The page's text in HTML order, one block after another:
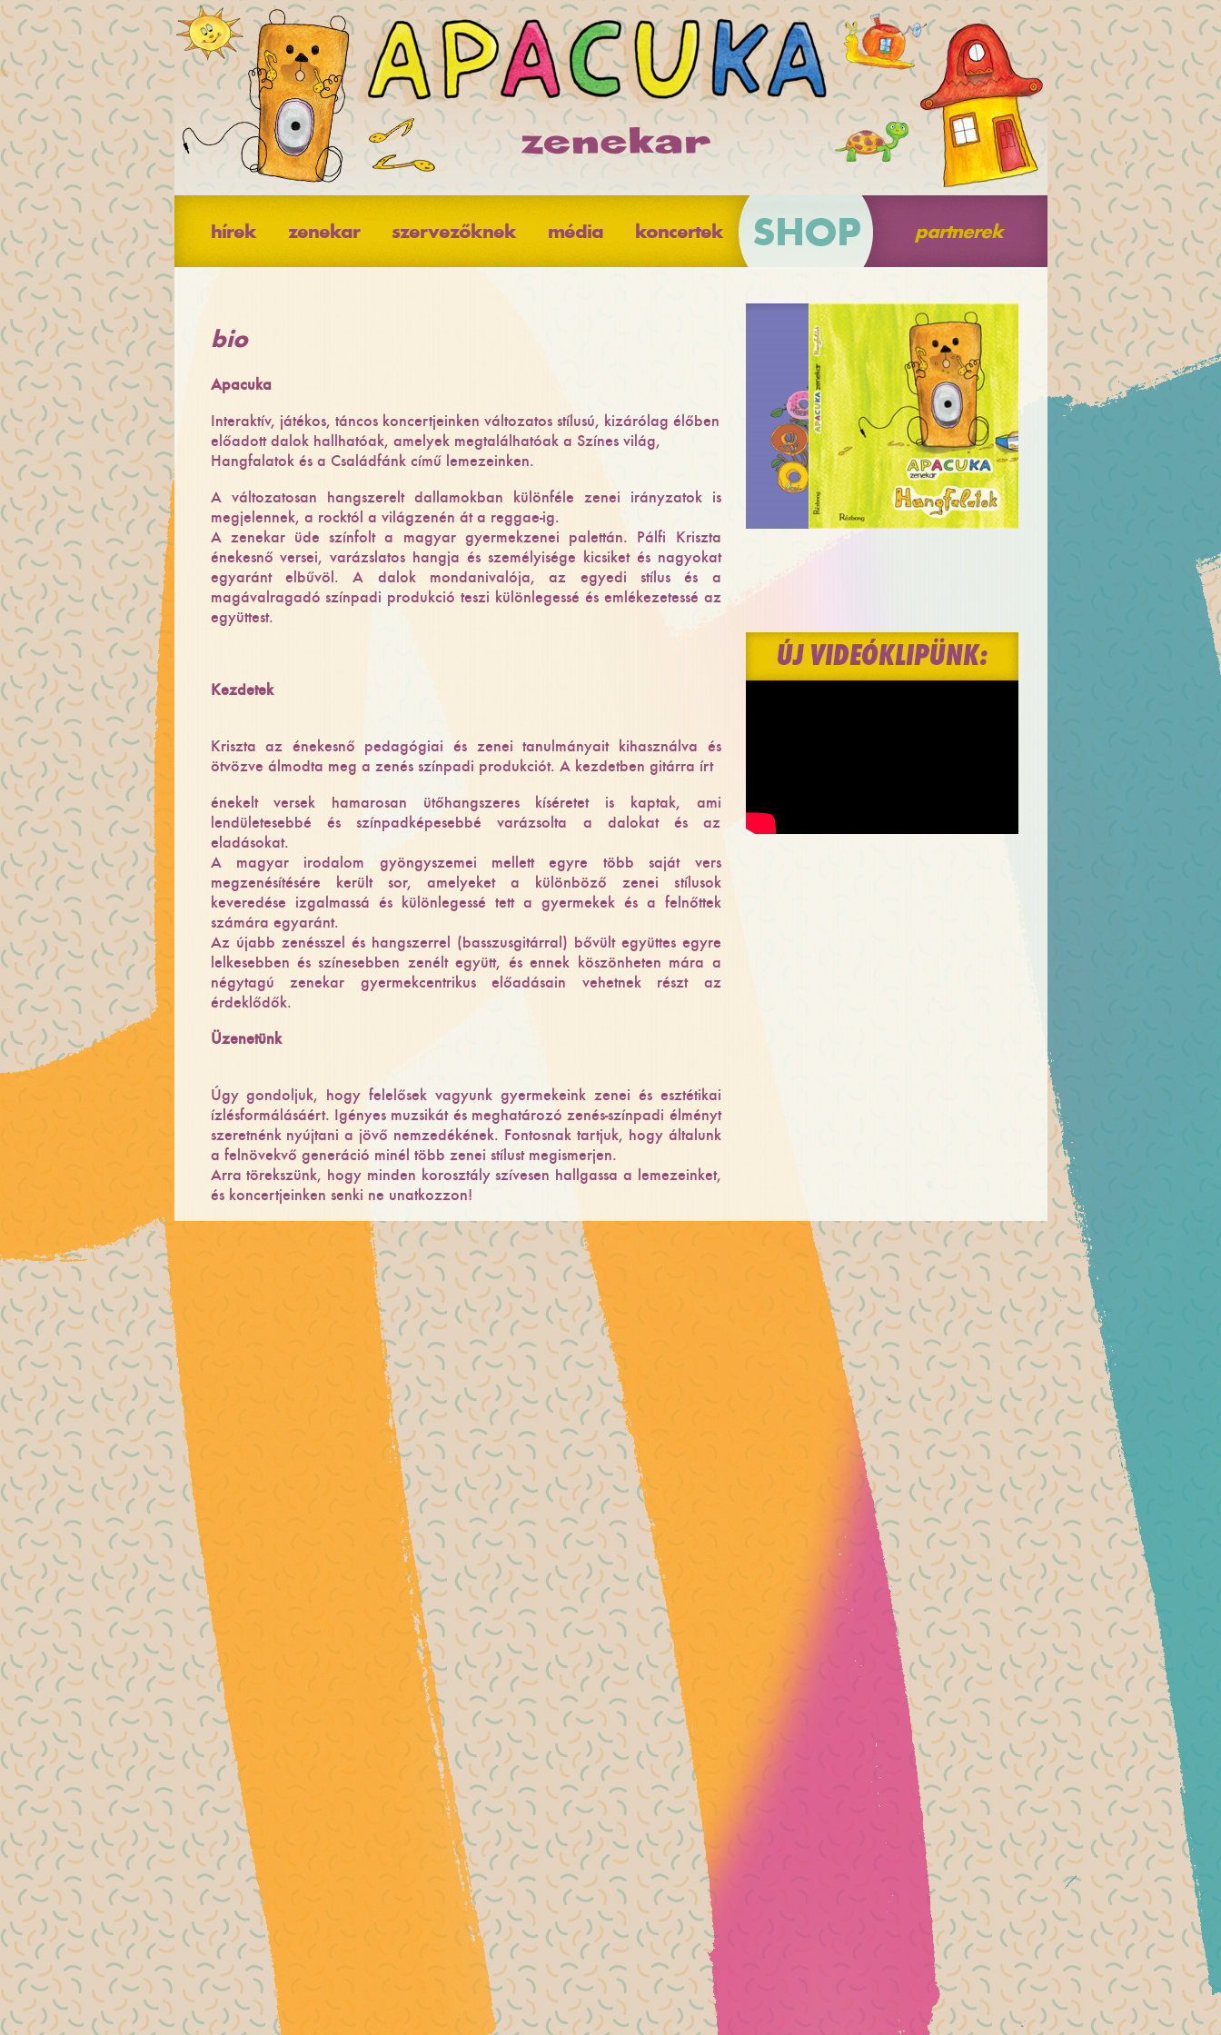
hírek zenekar szervezőknek média koncertek SHOP partnerek
bio
Apacuka
Interaktív, játékos, táncos koncertjeinken változatos stílusú, kizárólag élőben
előadott dalok hallhatóak, amelyek megtalálhatóak a Színes világ,
Hangfalatok és a Családfánk című lemezeinken.
A változatosan hangszerelt dallamokban különféle zenei irányzatok is
megjelennek, a rocktól a világzenén át a reggae-ig.
A zenekar üde színfolt a magyar gyermekzenei palettán. Pálfi Kriszta
énekesnő versei, varázslatos hangja és személyisége kicsiket és nagyokat
egyaránt elbűvöl. A dalok mondanivalója, az egyedi stílus és a
magávalragadó színpadi produkció teszi különlegessé és emlékezetessé az
együttest.
Kezdetek
Kriszta az énekesnő pedagógiai és zenei tanulmányait kihasználva és
ötvözve álmodta meg a zenés színpadi produkciót. A kezdetben gitárra írt
énekelt versek hamarosan ütőhangszeres kíséretet is kaptak, ami
lendületesebbé és színpadképesebbé varázsolta a dalokat és az
eladásokat.
A magyar irodalom gyöngyszemei mellett egyre több saját vers
megzenésítésére került sor, amelyeket a különböző zenei stílusok
keveredése izgalmassá és különlegessé tett a gyermekek és a felnőttek
számára egyaránt.
Az újabb zenésszel és hangszerrel (basszusgitárral) bővült együttes egyre
lelkesebben és színesebben zenélt együtt, és ennek köszönheten mára a
négytagú zenekar gyermekcentrikus előadásain vehetnek részt az
érdeklődők.
Üzenetünk
Úgy gondoljuk, hogy felelősek vagyunk gyermekeink zenei és esztétikai
ízlésformálásáért. Igényes muzsikát és meghatározó zenés-színpadi élményt
szeretnénk nyújtani a jövő nemzedékének. Fontosnak tartjuk, hogy általunk
a felnövekvő generáció minél több zenei stílust megismerjen.
Arra törekszünk, hogy minden korosztály szívesen hallgassa a lemezeinket,
és koncertjeinken senki ne unatkozzon!